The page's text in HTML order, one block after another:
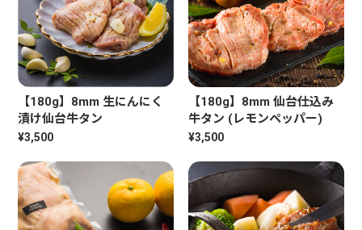
【180g】8mm 生にんにく
漬け仙台牛タン
¥3,500
【180g】8mm 仙台仕込み
牛タン (レモンペッパー)
¥3,500